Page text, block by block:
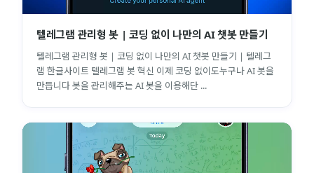
텔레그램 관리형 봇 | 코딩 없이 나만의 AI 챗봇 만들기
텔레그램 관리형 봇 | 코딩 없이 나만의 AI 챗봇 만들기 | 텔레그
램 한글사이트 텔레그램 봇 혁신 이제 코딩 없이도누구나 AI 봇을
만듭니다 봇을 관리해주는 AI 봇을 이용해단 ...